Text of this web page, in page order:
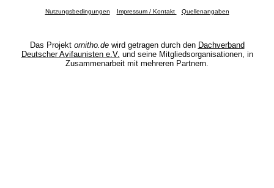
Nutzungsbedingungen Impressum / Kontakt Quellenangaben
Das Projekt ornitho.dewird getragen durch den Dachverband
Deutscher Avifaunisten e.V. und seine Mitgliedsorganisationen, in
Zusammenarbeit mit mehreren Partnern.